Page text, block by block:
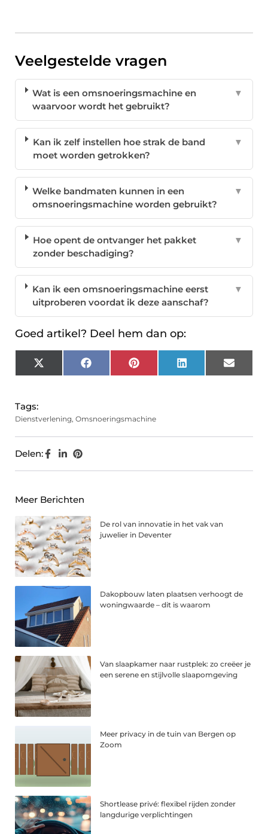
Veelgestelde vragen
Wat is een omsnoeringsmachine en
waarvoor wordt het gebruikt?
▼
Kan ik zelf instellen hoe strak de band
moet worden getrokken?
▼
Welke bandmaten kunnen in een
omsnoeringsmachine worden gebruikt?
▼
Hoe opent de ontvanger het pakket
zonder beschadiging?
▼
Kan ik een omsnoeringsmachine eerst
uitproberen voordat ik deze aanschaf?
▼
Goed artikel? Deel hem dan op:
X
(Twitter)
FacebookPinterest LinkedIn Email
Tags:
Dienstverlening, Omsnoeringsmachine
Delen:
Meer Berichten
De rol van innovatie in het vak van
juwelier in Deventer
Dakopbouw laten plaatsen verhoogt de
woningwaarde – dit is waarom
Van slaapkamer naar rustplek: zo creëer je
een serene en stijlvolle slaapomgeving
Meer privacy in de tuin van Bergen op
Zoom
Shortlease privé: flexibel rijden zonder
langdurige verplichtingen